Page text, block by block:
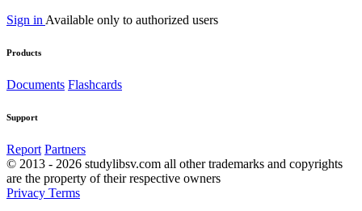
Sign in Available only to authorized users
Products
Documents Flashcards
Support
Report Partners
© 2013 - 2026 studylibsv.com all other trademarks and copyrights
are the property of their respective owners
Privacy Terms